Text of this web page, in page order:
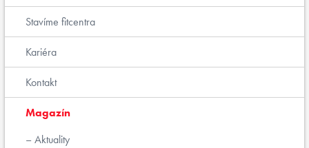
Stavíme fitcentra
Kariéra
Kontakt
Magazín
Aktuality